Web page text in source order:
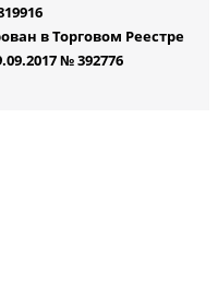
в Торговом Реестре
№ 392776